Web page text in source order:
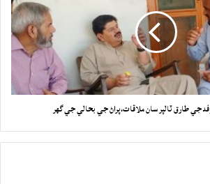
جي طارق ٽالپر سان ملاقات،پراڻ جي بحالي جي گهر